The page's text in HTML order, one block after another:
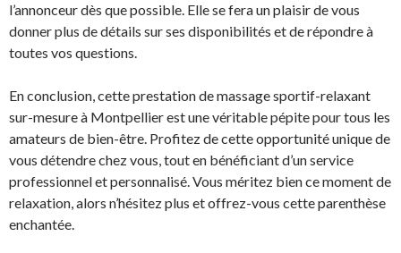
l’annonceur dès que possible. Elle se fera un plaisir de vous
donner plus de détails sur ses disponibilités et de répondre à
toutes vos questions.
En conclusion, cette prestation de massage sportif-relaxant
sur-mesure à Montpellier est une véritable pépite pour tous les
amateurs de bien-être. Profitez de cette opportunité unique de
vous détendre chez vous, tout en bénéficiant d’un service
professionnel et personnalisé. Vous méritez bien ce moment de
relaxation, alors n’hésitez plus et offrez-vous cette parenthèse
enchantée.